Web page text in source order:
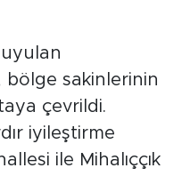
bölge sakinlerinin
çevrildi.
iyileştirme
ile Mihalıççık